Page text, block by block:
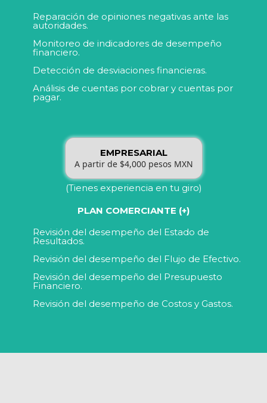
Reparación de opiniones negativas ante las
autoridades.
Monitoreo de indicadores de desempeño
financiero.
Detección de desviaciones financieras.
Análisis de cuentas por cobrar y cuentas por
pagar.
EMPRESARIAL
A partir de $4,000 pesos MXN
(Tienes experiencia en tu giro)
PLAN COMERCIANTE (+)
Revisión del desempeño del Estado de
Resultados.
Revisión del desempeño del Flujo de Efectivo.
Revisión del desempeño del Presupuesto
Financiero.
Revisión del desempeño de Costos y Gastos.